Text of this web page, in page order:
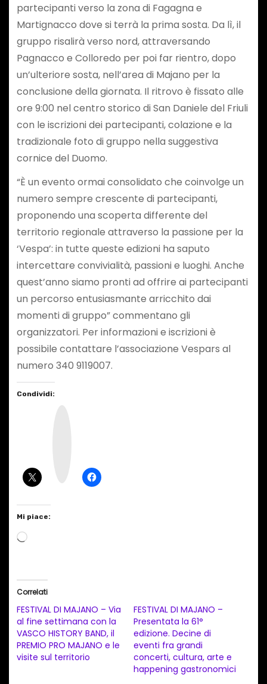
partecipanti verso la zona di Fagagna e
Martignacco dove si terrà la prima sosta. Da lì, il
gruppo risalirà verso nord, attraversando
Pagnacco e Colloredo per poi far rientro, dopo
un’ulteriore sosta, nell’area di Majano per la
conclusione della giornata. Il ritrovo è fissato alle
ore 9:00 nel centro storico di San Daniele del Friuli
con le iscrizioni dei partecipanti, colazione e la
tradizionale foto di gruppo nella suggestiva
cornice del Duomo.
“È un evento ormai consolidato che coinvolge un
numero sempre crescente di partecipanti,
proponendo una scoperta differente del
territorio regionale attraverso la passione per la
‘Vespa’: in tutte queste edizioni ha saputo
intercettare convivialità, passioni e luoghi. Anche
quest’anno siamo pronti ad offrire ai partecipanti
un percorso entusiasmante arricchito dai
momenti di gruppo” commentano gli
organizzatori. Per informazioni e iscrizioni è
possibile contattare l’associazione Vespars al
numero 340 9119007.
Condividi:
Mi piace:
C
a
m
e
Correlati
FESTIVAL DI MAJANO – Via
al fine settimana con la
VASCO HISTORY BAND, il
PREMIO PRO MAJANO e le
visite sul territorio
FESTIVAL DI MAJANO –
Presentata la 61°
edizione. Decine di
eventi fra grandi
concerti, cultura, arte e
happening gastronomici